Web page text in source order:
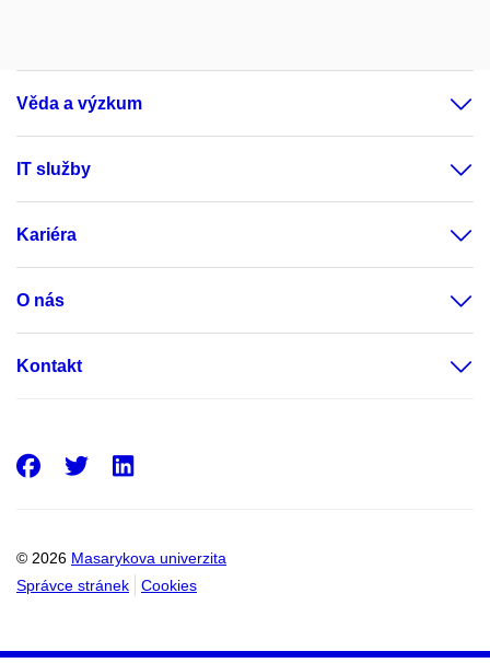
Věda a výzkum
IT služby
Kariéra
O nás
Kontakt
© 2026 Masarykova univerzita
Správce stránek
Cookies
Facebook
Twitter